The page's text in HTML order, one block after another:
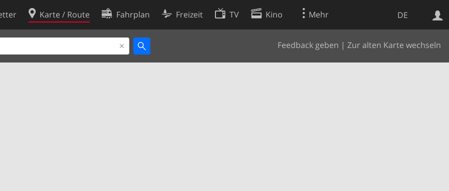
DE
Karte / Route Fahrplan Freizeit TV Kino Mehr
Feedback geben | Zur alten Karte wechseln
Websuche
Cookie-Richtlinie
Cookie-Einstellungen